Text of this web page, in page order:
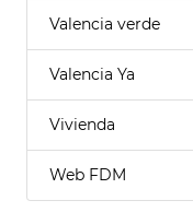
Valencia verde
Valencia Ya
Vivienda
Web FDM